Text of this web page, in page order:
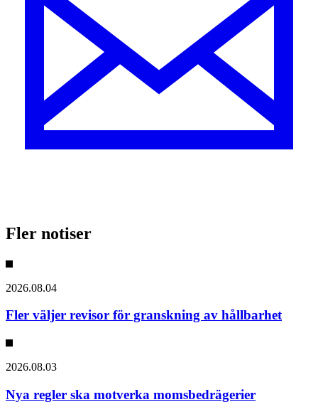
Fler notiser
2026.08.04
Fler väljer revisor för granskning av hållbarhet
2026.08.03
Nya regler ska motverka momsbedrägerier